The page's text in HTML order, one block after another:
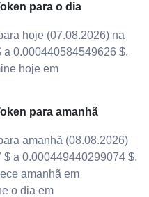
para o dia
hoje (07.08.2026) na
0.000440584549626 $.
hoje em
para amanhã
amanhã (08.08.2026)
a 0.000449440299074 $.
amanhã em
o dia em